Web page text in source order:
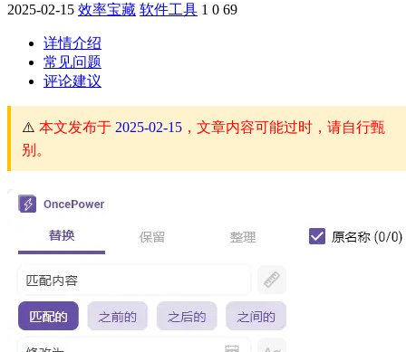
2025-02-15 效率宝藏 软件工具 1 0 69
详情介绍
常见问题
评论建议
⚠️ 本文发布于 2025-02-15 ，文章内容可能过时，请自行甄
别。